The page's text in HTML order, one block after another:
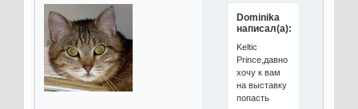
Dominika
написал(а):
Keltic
Prince,давно
хочу к вам
на выставку
попасть